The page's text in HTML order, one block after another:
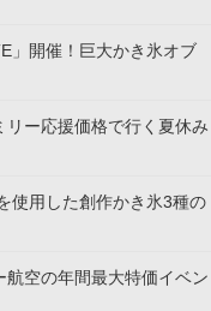
」開催！巨大かき氷オブ
ー応援価格で行く夏休み
使用した創作かき氷3種の
空の年間最大特価イベン